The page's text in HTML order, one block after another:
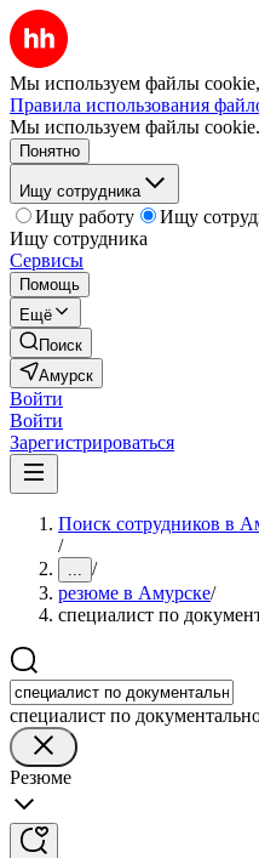
Мы используем файлы cookie,
Правила использования
Мы используем файлы cookie.
Понятно
Ищу сотрудника
Ищу работу
Ищу
Ищу сотрудника
Сервисы
Помощь
Ещё
Поиск
Амурск
Войти
Войти
Зарегистрироваться
Поиск сотрудников в
/
... /
резюме в Амурске/
специалист по
специалист по
Резюме